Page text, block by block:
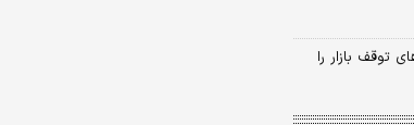
توقف بازار را